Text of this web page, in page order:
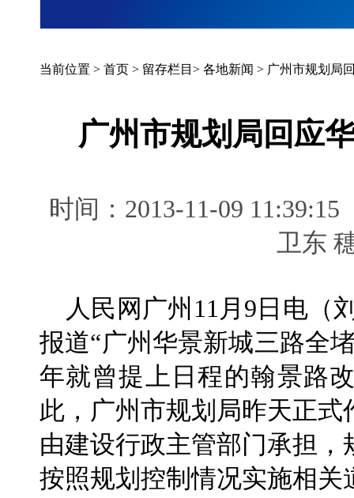
当前位置 > 首页 > 留存栏目 > 各地新闻 > 广州市规划局
广州市规划局回应
时间：2013-11-09
卫东
人民网广州11月9日电（
报道“广州华景新城三路全
年就曾提上日程的翰景路
此，广州市规划局昨天正
由建设行政主管部门承担
按照规划控制情况实施相